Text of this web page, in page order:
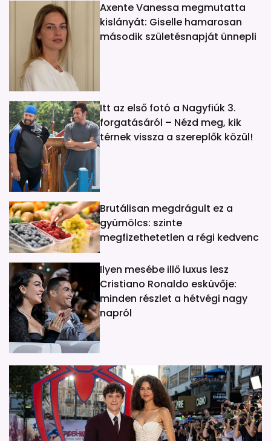
Axente Vanessa megmutatta
kislányát: Giselle hamarosan
második születésnapját ünnepli
Itt az első fotó a Nagyfiúk 3.
forgatásáról – Nézd meg, kik
térnek vissza a szereplők közül!
Brutálisan megdrágult ez a
gyümölcs: szinte
megfizethetetlen a régi kedvenc
Ilyen mesébe illő luxus lesz
Cristiano Ronaldo esküvője:
minden részlet a hétvégi nagy
napról